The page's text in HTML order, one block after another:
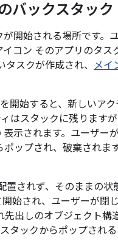
バックスタック
開始される場所です。
コン そのアプリのタス
スクが作成され、 メイ
開始すると、新しいア
はスタックに残ります
示されます。ユーザー
ップされ、破棄されま
置されず、そのままの
始され、ユーザーが閉
先出しのオブジェクト構
タックからポップされる